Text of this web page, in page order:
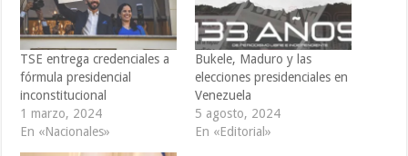
TSE entrega credenciales a
fórmula presidencial
inconstitucional
1 marzo, 2024
En «Nacionales»
Bukele, Maduro y las
elecciones presidenciales en
Venezuela
5 agosto, 2024
En «Editorial»